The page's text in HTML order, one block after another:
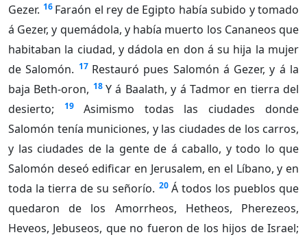
Gezer. 16 Faraón el rey de Egipto había subido y tomado
á Gezer, y quemádola, y había muerto los Cananeos que
habitaban la ciudad, y dádola en don á su hija la mujer
de Salomón. 17 Restauró pues Salomón á Gezer, y á la
baja Beth-oron, 18 Y á Baalath, y á Tadmor en tierra del
desierto;
19
Asimismo todas las ciudades donde
Salomón tenía municiones, y las ciudades de los carros,
y las ciudades de la gente de á caballo, y todo lo que
Salomón deseó edificar en Jerusalem, en el Líbano, y en
toda la tierra de su señorío. 20 Á todos los pueblos que
quedaron de los Amorrheos, Hetheos, Pherezeos,
Heveos, Jebuseos, que no fueron de los hijos de Israel;